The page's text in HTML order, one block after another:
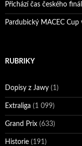
Přichází čas českého
Pardubický MACEC
RUBRIKY
Dopisy z Jawy (1)
Extraliga (1 099)
Grand Prix (633)
Historie (191)